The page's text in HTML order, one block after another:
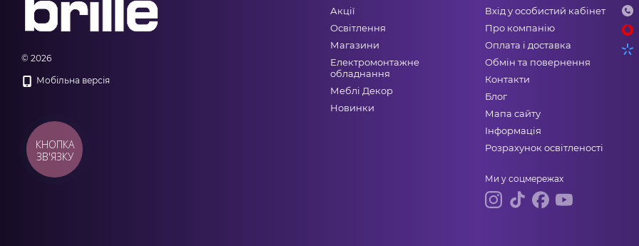
© 2026
Мобільна версія
Акції
Освітлення
Магазини
Електромонтажне
обладнання
Меблі Декор
Новинки
Вхід у особистий кабінет
Про компанію
Оплата і доставка
Обмін та повернення
Контакти
Блог
Мапа сайту
Інформація
Розрахунок освітленості
Ми у соцмережах
КНОПКА
ЗВ'ЯЗКУ